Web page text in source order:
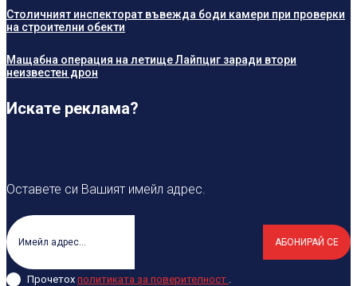
Столичният инспекторат въвежда боди камери при проверки
на строителни обекти
Мащабна операция на летище Лайпциг заради втори
неизвестен дрон
Искате реклама?
Оставете си Вашият имейл адрес.
АБОНИРАЙ СЕ
Прочетох политиката за поверителност